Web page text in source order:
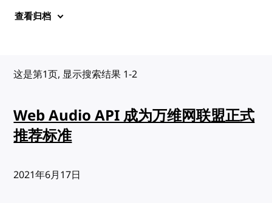
查看归档
这是第1页, 显示搜索结果 1-2
Web Audio API 成为万维网联盟正式
推荐标准
发布:
2021年6月17日